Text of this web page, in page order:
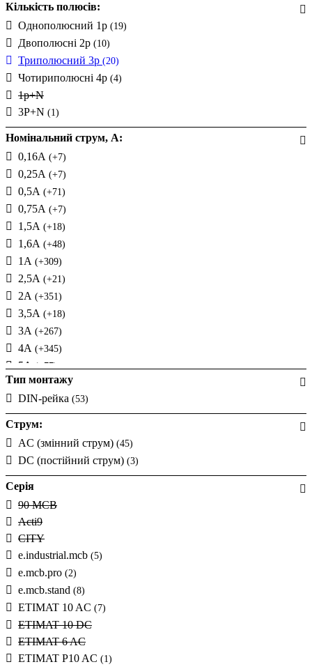
Takel (УкраЇна)(1)
Technosystems (Україна)
UEC (Україна)
UEK (Україна)
АСКО-УКРЕМ (Україна)
Промфактор
Кількість полюсів:
Однополюсний 1p (19)
Двополюсні 2p (10)
Триполюсний 3p (20)
Чотириполюсні 4p (4)
1p+N
3P+N (1)
Номінальний струм, А:
0,16А (+7)
0,25А (+7)
0,5А (+71)
0,75А (+7)
1,5А (+18)
1,6А (+48)
1А (+309)
2,5А (+21)
2А (+351)
3,5А (+18)
3А (+267)
4А (+345)
5А (+77)
6А(+465)
7А(+9)
8А
12А
13А
15А
16А(+517)
20А(+512)
25А(+511)
30А(+8)
32А(+505)
35А(+8)
40А(+500)
50А(+440)
60А(+1)
63А(+463)
Тип монтажу
DIN-рейка (53)
Струм:
AC (змінний струм) (45)
DC (постійний струм) (3)
Серія
90 MCB
Acti9
CITY
e.industrial.mcb (5)
e.mcb.pro (2)
e.mcb.stand (8)
ETIMAT 10 AC (7)
ETIMAT 10 DC
ETIMAT 6 AC
ETIMAT P10 AC (1)